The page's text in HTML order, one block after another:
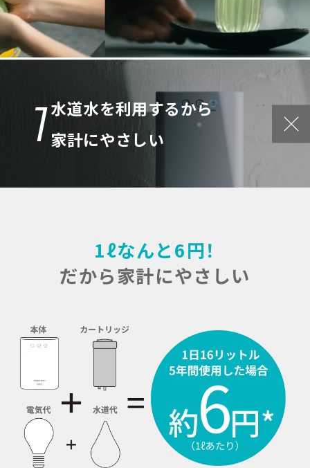
1水道水を利用するから
家計にやさしい
1ℓなんと6円！
だから家計にやさしい